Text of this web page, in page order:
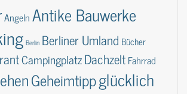
AngelnAntike Bauwerke
Berlin Berliner Umland Bücher
CampingplatzDachzeltFahrrad
Geheimtippglücklich